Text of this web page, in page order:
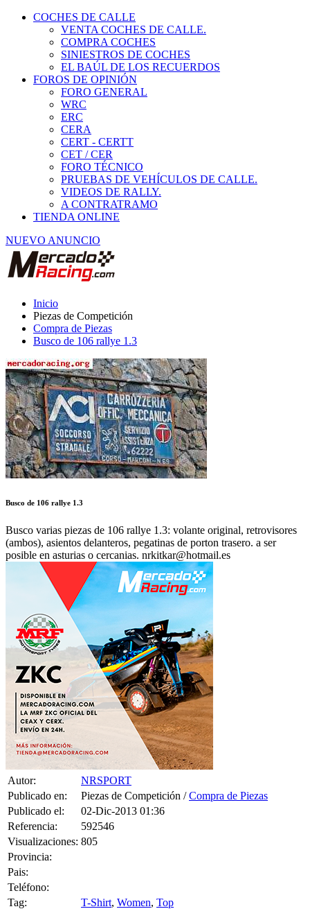
COCHES DE CALLE
VENTA COCHES DE CALLE.
COMPRA COCHES
SINIESTROS DE COCHES
EL BAÚL DE LOS RECUERDOS
FOROS DE OPINIÓN
FORO GENERAL
WRC
ERC
CERA
CERT - CERTT
CET / CER
FORO TÉCNICO
PRUEBAS DE VEHÍCULOS DE CALLE.
VIDEOS DE RALLY.
A CONTRATRAMO
TIENDA ONLINE
NUEVO ANUNCIO
Inicio
Piezas de Competición
Compra de Piezas
Busco de 106 rallye 1.3
Busco de 106 rallye 1.3
Busco varias piezas de 106 rallye 1.3: volante original, retrovisores
(ambos), asientos delanteros, pegatinas de porton trasero. a ser
posible en asturias o cercanias. nrkitkar@hotmail.es
Autor:
NRSPORT
Publicado en:
Piezas de Competición /Compra de Piezas
Publicado el:
02-Dic-2013 01:36
Referencia:
592546
Visualizaciones: 805
Provincia:
Pais:
Teléfono:
Tag:
T-Shirt, Women, Top